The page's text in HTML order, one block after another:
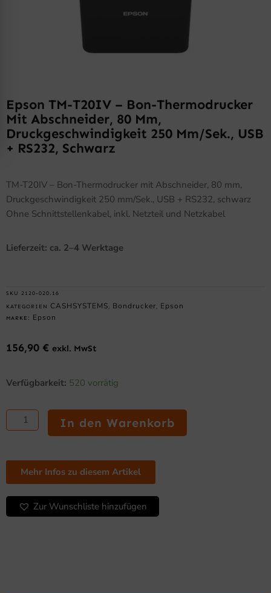
Epson TM-T20IV – Bon-Thermodrucker
Mit Abschneider, 80 Mm,
Druckgeschwindigkeit 250 Mm/Sek., USB
+ RS232, Schwarz
TM-T20IV – Bon-Thermodrucker mit Abschneider, 80 mm,
Druckgeschwindigkeit 250 mm/Sek., USB + RS232, schwarz
Ohne Schnittstellenkabel, inkl. Netzteil und Netzkabel
Lieferzeit: ca. 2–4 Werktage
SKU 2120-020.16
KATEGORIEN CASHSYSTEMS , Bondrucker , Epson
MARKE: Epson
156,90 € exkl. MwSt
Verfügbarkeit: 520 vorrätig
TM-
–
Bon-
Thermodrucker
Abschneider,
Druckgeschwindigkeit
250
In den Warenkorb
Mehr Infos zu diesem Artikel
Zur Wunschliste hinzufügen